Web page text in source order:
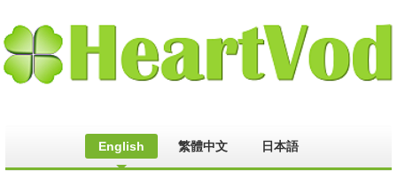
English 繁體中文 日本語